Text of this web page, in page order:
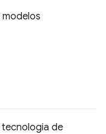
tecnologia de